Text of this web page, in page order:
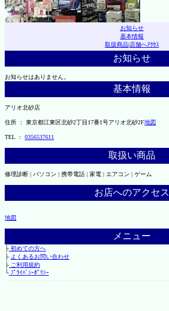
お知らせ
基本情報
取扱商品|店舗へｱｸｾｽ
お知らせ
お知らせはありません。
基本情報
アリオ北砂店
住所 ： 東京都江東区北砂2丁目17番1号アリオ北砂2F地図
TEL ： 0356537611
取扱い商品
修理診断 | パソコン | 携帯電話 | 家電 | エアコン | ゲーム
お店へのアクセス
地図
メニュー
├初めての方へ
├ よくあるお問い合わせ
├ご利用規約
└ﾌﾟﾗｲﾊﾞｼｰﾎﾟﾘｼｰ